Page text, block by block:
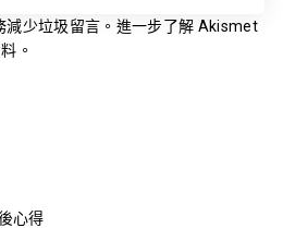
少垃圾留言。 進一步了解 Akismet
。
心得